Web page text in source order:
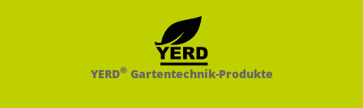
YERD®Gartentechnik-Produkte